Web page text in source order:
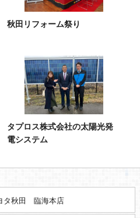
秋田リフォーム祭り
タプロス株式会社の太陽光発
電システム
タ秋田 臨海本店